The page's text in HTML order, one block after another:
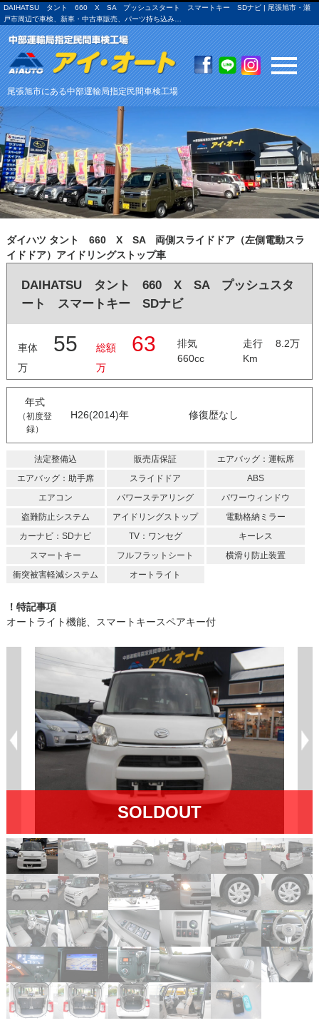
DAIHATSU タント 660 X SA プッシュスタート スマートキー SDナビ | 尾張旭市・瀬
戸市周辺で車検、新車・中古車販売、パーツ持ち込み…
尾張旭市にある中部運輸局指定民間車検工場
ダイハツ タント 660 X SA 両側スライドドア（左側電動スラ
イドドア）アイドリングストップ車
DAIHATSU タント 660 X SA プッシュスタ
ート スマートキー SDナビ
車体 55
万
総額 63
万
排気
660cc
走行 8.2万
Km
年式
（初度登
録）
H26(2014)年 修復歴なし
法定整備込 販売店保証
エアバッグ：運転席
エアバッグ：助手席
スライドドア
ABS
エアコン
パワーステアリング
パワーウィンドウ
盗難防止システム
アイドリングストップ
電動格納ミラー
カーナビ：SDナビ
TV：ワンセグ
キーレス
スマートキー
フルフラットシート
横滑り防止装置
衝突被害軽減システム
オートライト
！特記事項
オートライト機能、スマートキースペアキー付
SOLDOUT